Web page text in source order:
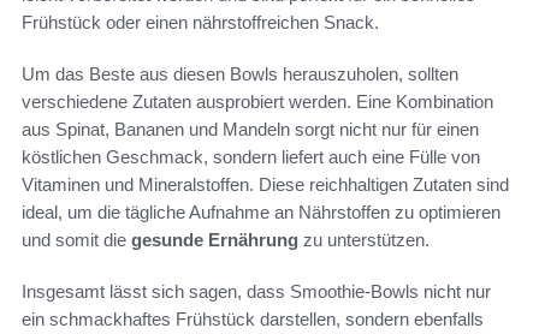
Frühstück oder einen nährstoffreichen Snack.
Um das Beste aus diesen Bowls herauszuholen, sollten
verschiedene Zutaten ausprobiert werden. Eine Kombination
aus Spinat, Bananen und Mandeln sorgt nicht nur für einen
köstlichen Geschmack, sondern liefert auch eine Fülle von
Vitaminen und Mineralstoffen. Diese reichhaltigen Zutaten sind
ideal, um die tägliche Aufnahme an Nährstoffen zu optimieren
und somit die gesunde Ernährung zu unterstützen.
Insgesamt lässt sich sagen, dass Smoothie-Bowls nicht nur
ein schmackhaftes Frühstück darstellen, sondern ebenfalls